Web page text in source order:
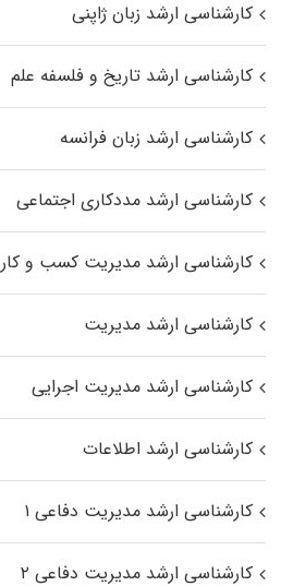
کارشناسی ارشد زبان ژاپنی
کارشناسی ارشد تاریخ و فلسفه علم
کارشناسی ارشد زبان فرانسه
کارشناسی ارشد مددکاری اجتماعی
کارشناسی ارشد مدیریت کسب و
کارشناسی ارشد مدیریت
کارشناسی ارشد مدیریت اجرایی
کارشناسی ارشد اطلاعات
کارشناسی ارشد مدیریت دفاعی ۱
کارشناسی ارشد مدیریت دفاعی ۲